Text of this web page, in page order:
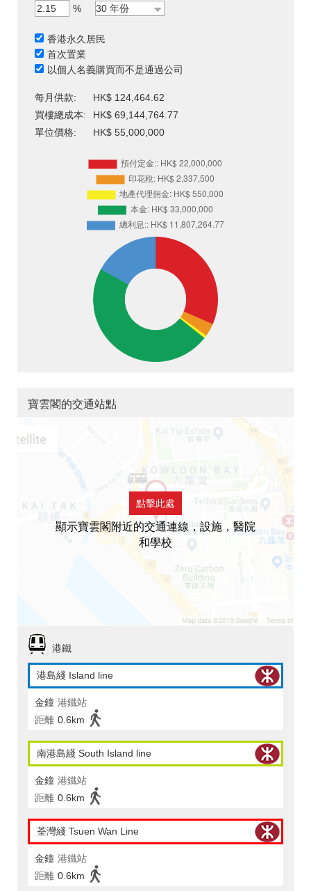
%
香港永久居民
首次置業
以個人名義購買而不是通過公司
每月供款:
HK$ 124,464.62
買樓總成本:
HK$ 69,144,764.77
單位價格:
HK$ 55,000,000
寶雲閣的交通站點
點擊此處
顯示寶雲閣附近的交通連線，設施，醫院
和學校
港鐵
港島綫 Island line
金鐘 港鐵站
距離 0.6km
南港島綫 South Island line
金鐘 港鐵站
距離 0.6km
荃灣綫 Tsuen Wan Line
金鐘 港鐵站
距離 0.6km